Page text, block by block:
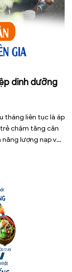
dinh dưỡng
tháng liên tục là áp
chậm tăng cân
lượng nạp vào